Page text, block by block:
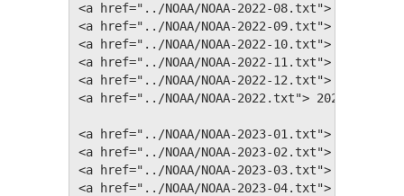
<a href="../NOAA/NOAA-2022-08.txt"> Август
<a href="../NOAA/NOAA-2022-09.txt"> Сентябрь
<a href="../NOAA/NOAA-2022-10.txt"> Октябрь
<a href="../NOAA/NOAA-2022-11.txt"> Ноябрь
<a href="../NOAA/NOAA-2022-12.txt"> Декабрь
<a href="../NOAA/NOAA-2022.txt"> 2022 год</
<a href="../NOAA/NOAA-2023-01.txt"> Январь
<a href="../NOAA/NOAA-2023-02.txt"> Февраль
<a href="../NOAA/NOAA-2023-03.txt"> Март
<a href="../NOAA/NOAA-2023-04.txt"> Апрель